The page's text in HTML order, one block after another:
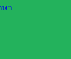
ษาตพื้นที่การศึกษา
กษาประถมศึกษ
ก้ว เขต 2 ณ ห้อง
าน อ.ก.ค.ศ. เขต